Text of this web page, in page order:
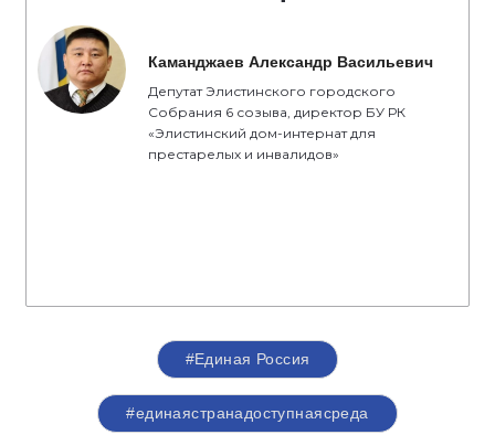
Каманджаев Александр Васильевич
Депутат Элистинского городского
Собрания 6 созыва, директор БУ РК
«Элистинский дом-интернат для
престарелых и инвалидов»
#Единая Россия
#единаястранадоступнаясреда